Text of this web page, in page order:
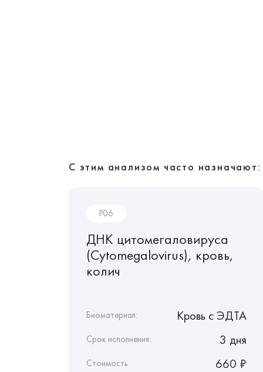
С этим анализом часто назначают:
P06
ДНК цитомегаловируса
(Cytomegalovirus), кровь,
колич
Биоматериал: Кровь c ЭДТА
Срок исполнения: 3 дня
Стоимость 660 ₽